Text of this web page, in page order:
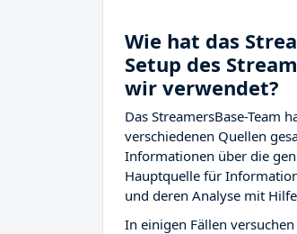
Wie hat das
Setup des
wir verwendet?
Das StreamersBase-Team
verschiedenen Quellen
Informationen über die
Hauptquelle für
und deren Analyse mit
In einigen Fällen